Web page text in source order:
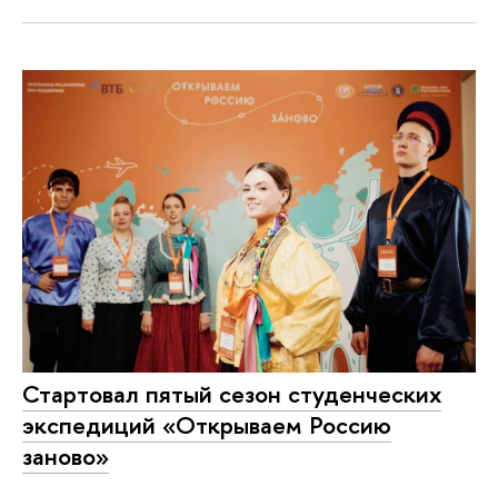
Стартовал пятый сезон студенческих
экспедиций «Открываем Россию
заново»